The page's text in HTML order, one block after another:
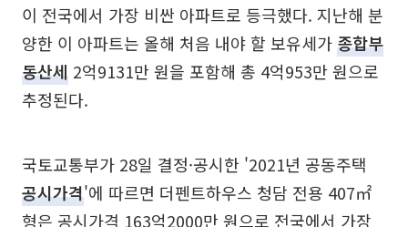
이 전국에서 가장 비싼 아파트로 등극했다. 지난해 분
양한 이 아파트는 올해 처음 내야 할 보유세가종합부
동산세 2억9131만 원을 포함해 총 4억953만 원으로
추정된다.
국토교통부가 28일 결정·공시한 '2021년 공동주택
공시가격'에 따르면 더펜트하우스 청담 전용 407㎡
형은 공시가격 163억2000만 원으로 전국에서 가장